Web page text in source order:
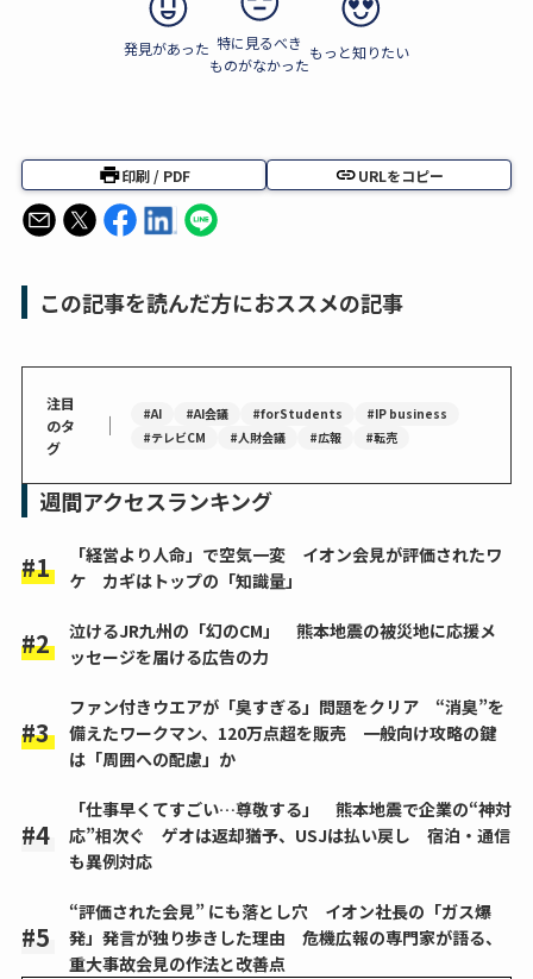
発見があった 特に見るべき
ものがなかった
もっと知りたい
印刷 / PDF URLをコピー
この記事を読んだ方におススメの記事
注目
のタ
グ
｜ #AI #AI会議 #forStudents
#IP business
#テレビCM
#人財会議 #広報 #転売
週間アクセスランキング
「経営より人命」で空気一変 イオン会見が評価されたワ
ケ カギはトップの「知識量」
泣けるJR九州の「幻のCM」 熊本地震の被災地に応援メ
ッセージを届ける広告の力
ファン付きウエアが「臭すぎる」問題をクリア “消臭”を
備えたワークマン、120万点超を販売 一般向け攻略の鍵
は「周囲への配慮」か
「仕事早くてすごい…尊敬する」 熊本地震で企業の“神対
応”相次ぐ ゲオは返却猶予、USJは払い戻し 宿泊・通信
も異例対応
“評価された会見” にも落とし穴 イオン社長の「ガス爆
発」発言が独り歩きした理由 危機広報の専門家が語る、
重大事故会見の作法と改善点